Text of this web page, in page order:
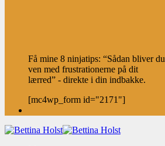
Få mine 8 ninjatips: “Sådan bliver du
ven med frustrationerne på dit
lærred” - direkte i din indbakke.
[mc4wp_form id="2171"]